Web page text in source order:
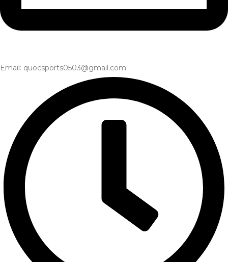
Email: quocsports0503@gmail.com